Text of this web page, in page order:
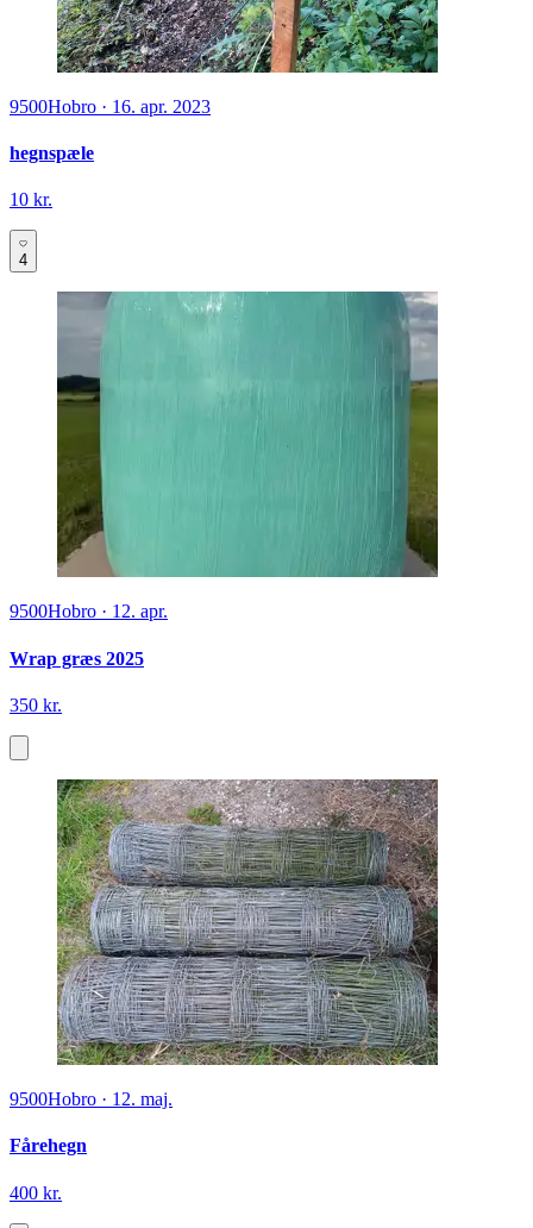
9500Hobro · 16. apr. 2023
hegnspæle
10 kr.
4
9500Hobro · 12. apr.
Wrap græs 2025
350 kr.
9500Hobro · 12. maj.
Fårehegn
400 kr.